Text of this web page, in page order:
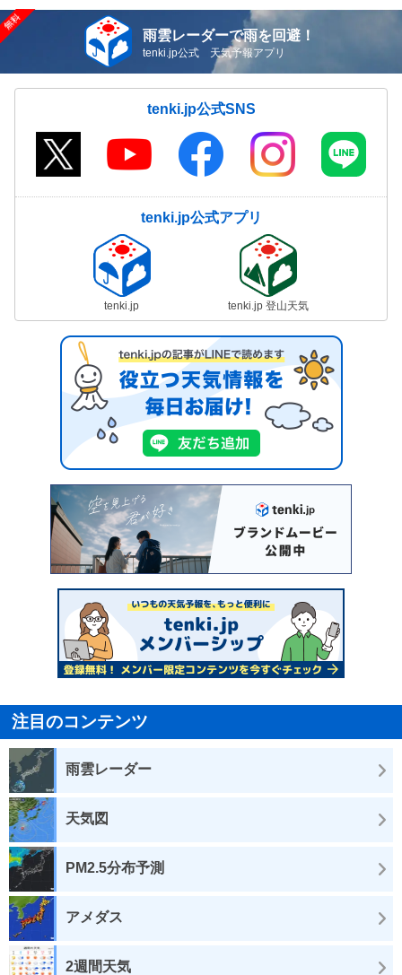
雨雲レーダーで雨を回避！
tenki.jp公式 天気予報アプリ
tenki.jp公式SNS
tenki.jp公式アプリ
tenki.jp tenki.jp 登山天気
注目のコンテンツ
雨雲レーダー
天気図
PM2.5分布予測
アメダス
2週間天気